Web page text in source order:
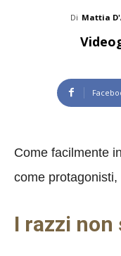
Di Mattia
Come facilmente
come protagonisti,
I razzi